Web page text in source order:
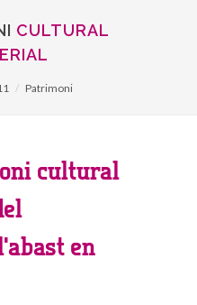
CULTURAL
Patrimoni
cultural
en